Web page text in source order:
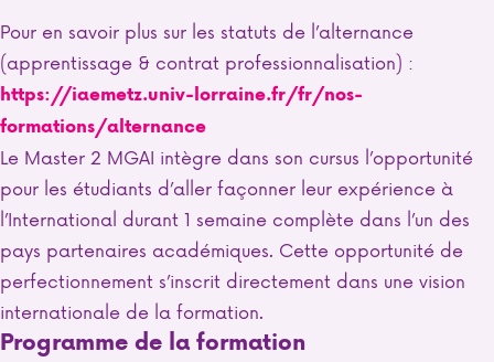
Pour en savoir plus sur les statuts de l’alternance
(apprentissage & contrat professionnalisation) :
https://iaemetz.univ-lorraine.fr/fr/nos-
formations/alternance
Le Master 2 MGAI intègre dans son cursus l’opportunité
pour les étudiants d’aller façonner leur expérience à
l’International durant 1 semaine complète dans l’un des
pays partenaires académiques. Cette opportunité de
perfectionnement s’inscrit directement dans une vision
internationale de la formation.
Programme de la formation